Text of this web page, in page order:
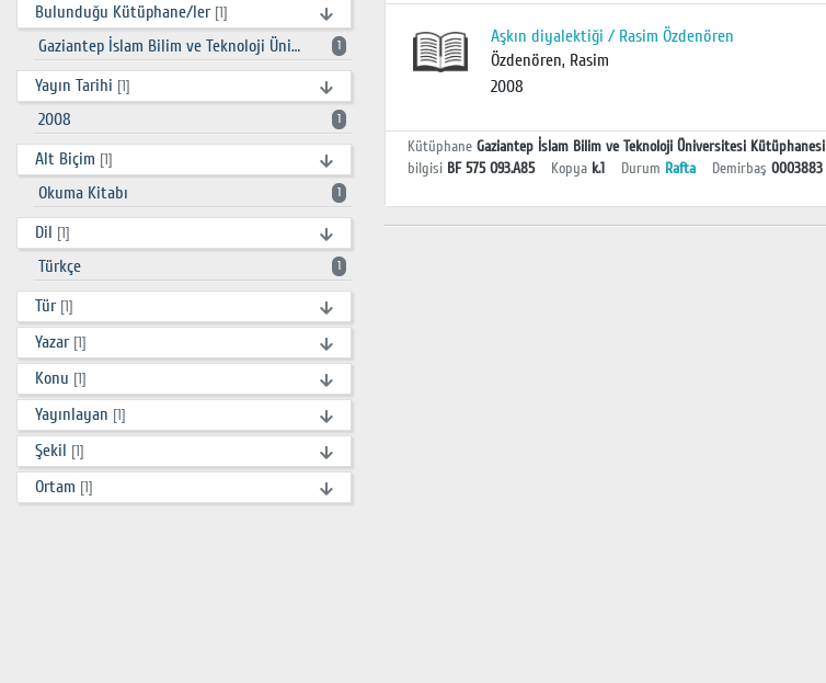
Bulunduğu Kütüphane/ler [1]
Gaziantep İslam Bilim ve Teknoloji Üniversitesi Kütüphanesi 1
Yayın Tarihi [1]
2008 1
Alt Biçim [1]
Okuma Kitabı 1
Dil [1]
Türkçe 1
Tür [1]
Yazar [1]
Konu [1]
Yayınlayan [1]
Şekil [1]
Ortam [1]
Aşkın diyalektiği / Rasim Özdenören
Özdenören, Rasim
2008
Kütüphane Gaziantep İslam Bilim ve Teknoloji Üniversitesi Kütüphanesi
bilgisi BF 575 O93.A85 Kopya k.1 Durum Rafta Demirbaş 0003883